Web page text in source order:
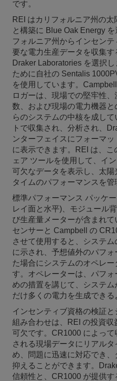
です。
REI はカリフォルニア州の
と構築に Blue Oak Energy
フォルニア州からインセン
要な電力生産データを収集す
Draker Laboratories を選択
ために自社の Sentalis
を使用しています。
ロガーは、現場での堅牢性
数、および現場の電力機器
らのシステムの中核を成し
トで収集され、分析され、
ンターフェイスにフォーマ
に表示できます。REI は、
ェア ツールを使用して、イ
可欠なデータを表示し、太
タイムのパフォーマンスを管
標準パフォーマンス パッケ
レイ面と水平)、モジュール
び生産量メーターが含まれ
センサーと Campbell の
させて使用すると、システ
に示され、予想値外のパフ
た場合にシステムのオペレ
す。オペレーターは、パフ
めの措置を講じて、システ
だけ多くの電力を生成できる
インセンティブ資格の検証
組み合わせは、REI の投資
可欠です。CR1000 によっ
される現場データにリアル
め、問題に迅速に対応でき
抑えることができます。
信頼性と、CR1000 が提供